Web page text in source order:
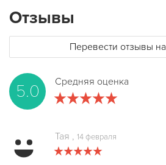
Отзывы
Перевести отзывы на
5.0 Средняя оценка
Тая , 14 февраля